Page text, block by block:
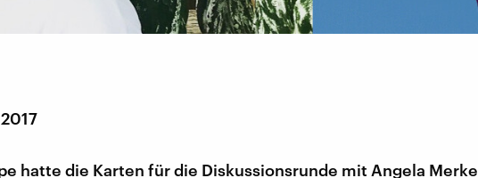
hatte die Karten für die Diskussionsrunde mit Angela